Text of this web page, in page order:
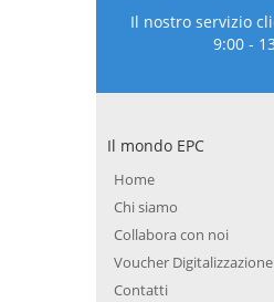
Il nostro servizio
9:00 -
Il mondo EPC
Home
Chi siamo
Collabora con noi
Voucher
Contatti